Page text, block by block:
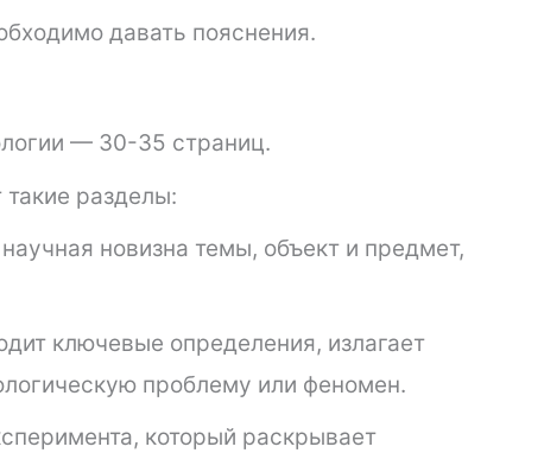
давать пояснения.
— 30-35 страниц.
такие разделы:
новизна темы, объект и предмет,
ключевые определения, излагает
проблему или феномен.
который раскрывает